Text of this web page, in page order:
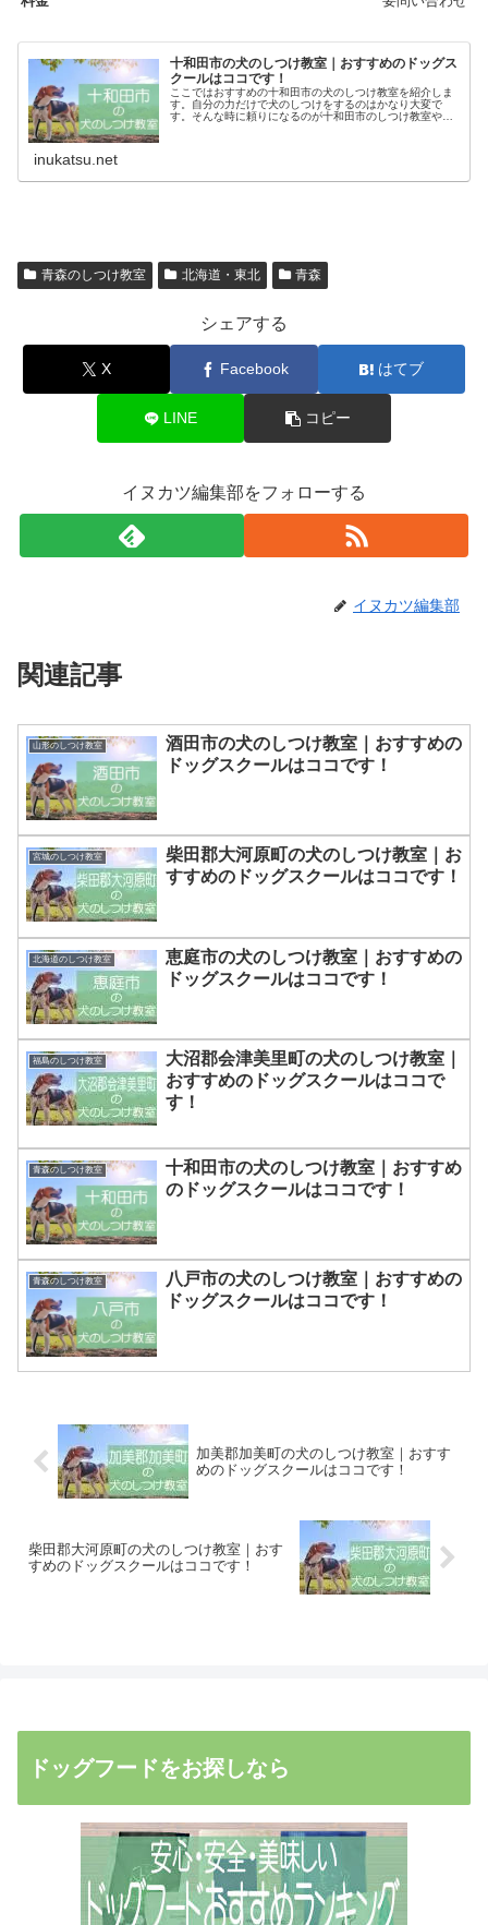
十和田市の犬のしつけ教室｜おすすめのドッグス
クールはココです！
ここではおすすめの十和田市の犬のしつけ教室を紹介しま
す。自分の力だけで犬のしつけをするのはかなり大変で
す。そんな時に頼りになるのが十和田市のしつけ教室やド
inukatsu.net
青森のしつけ教室 北海道・東北 青森
シェアする
X Facebook はてブ
LINE コピー
イヌカツ編集部をフォローする
イヌカツ編集部
関連記事
山形のしつけ教室
酒田市の犬のしつけ教室｜おすすめの
ドッグスクールはココです！
宮城のしつけ教室
柴田郡大河原町の犬のしつけ教室｜お
すすめのドッグスクールはココです！
北海道のしつけ教室
恵庭市の犬のしつけ教室｜おすすめの
ドッグスクールはココです！
福島のしつけ教室
大沼郡会津美里町の犬のしつけ教室｜
おすすめのドッグスクールはココで
す！
青森のしつけ教室
十和田市の犬のしつけ教室｜おすすめ
のドッグスクールはココです！
青森のしつけ教室
八戸市の犬のしつけ教室｜おすすめの
ドッグスクールはココです！
加美郡加美町の犬のしつけ教室｜おすす
めのドッグスクールはココです！
柴田郡大河原町の犬のしつけ教室｜おす
すめのドッグスクールはココです！
ドッグフードをお探しなら